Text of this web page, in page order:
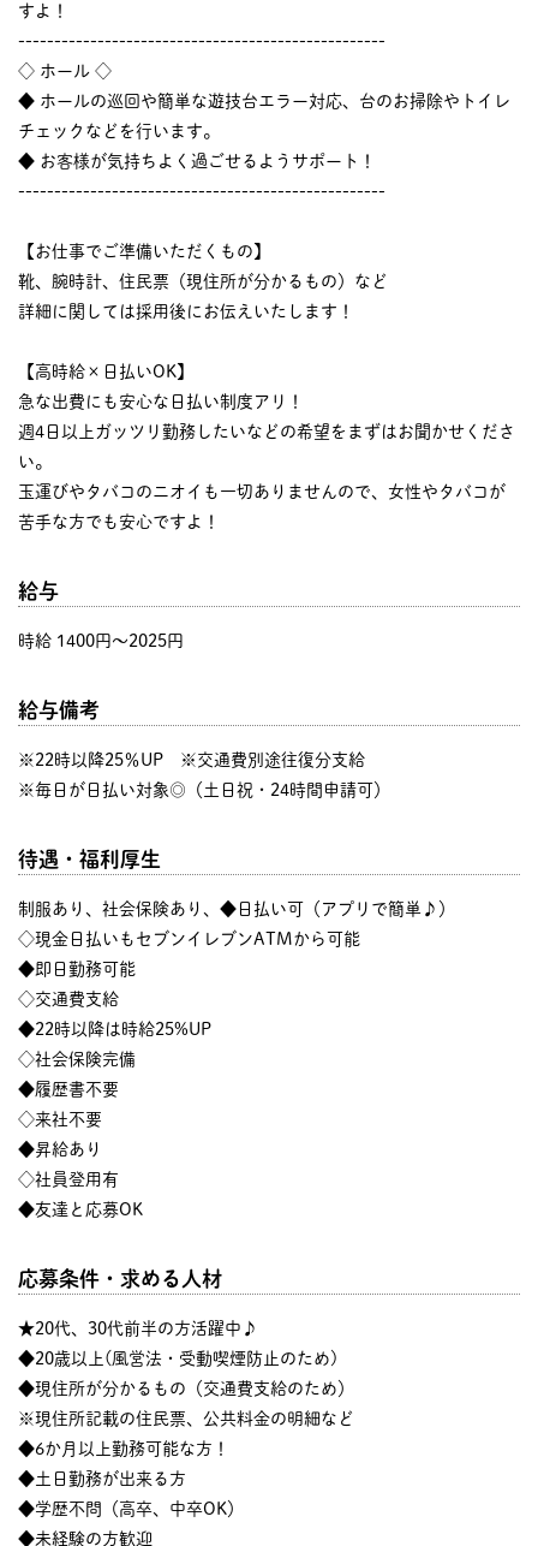
すよ！
---------------------------------------------------
◇ ホール ◇
◆ ホールの巡回や簡単な遊技台エラー対応、台のお掃除やトイレ
チェックなどを行います。
◆ お客様が気持ちよく過ごせるようサポート！
---------------------------------------------------
【お仕事でご準備いただくもの】
靴、腕時計、住民票（現住所が分かるもの）など
詳細に関しては採用後にお伝えいたします！
【高時給×日払いOK】
急な出費にも安心な日払い制度アリ！
週4日以上ガッツリ勤務したいなどの希望をまずはお聞かせくださ
い。
玉運びやタバコのニオイも一切ありませんので、女性やタバコが
苦手な方でも安心ですよ！
給与
時給 1400円〜2025円
給与備考
※22時以降25％UP ※交通費別途往復分支給
※毎日が日払い対象◎（土日祝・24時間申請可）
待遇・福利厚生
制服あり、社会保険あり、◆日払い可（アプリで簡単♪）
◇現金日払いもセブンイレブンATMから可能
◆即日勤務可能
◇交通費支給
◆22時以降は時給25%UP
◇社会保険完備
◆履歴書不要
◇来社不要
◆昇給あり
◇社員登用有
◆友達と応募OK
応募条件・求める人材
★20代、30代前半の方活躍中♪
◆20歳以上(風営法・受動喫煙防止のため)
◆現住所が分かるもの（交通費支給のため）
※現住所記載の住民票、公共料金の明細など
◆6か月以上勤務可能な方！
◆土日勤務が出来る方
◆学歴不問（高卒、中卒OK）
◆未経験の方歓迎